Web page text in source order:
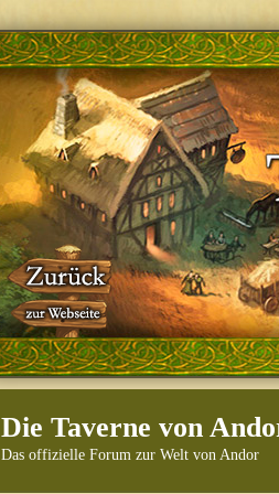
Die Taverne von
Das offizielle Forum zur Welt von Andor